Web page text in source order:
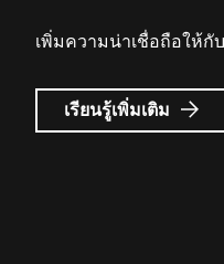
เพิ่มความน่าเชื่อถือให้
เรียนรู้เพิ่มเติม เกี่ยว
กับ